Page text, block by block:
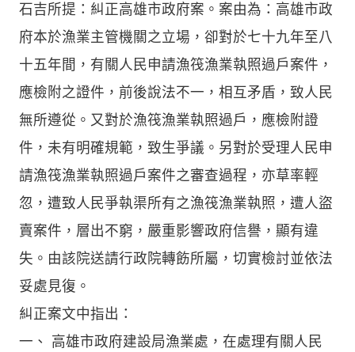
石吉所提：糾正高雄市政府案。案由為：高雄市政
府本於漁業主管機關之立場，卻對於七十九年至八
十五年間，有關人民申請漁筏漁業執照過戶案件，
應檢附之證件，前後說法不一，相互矛盾，致人民
無所遵從。又對於漁筏漁業執照過戶，應檢附證
件，未有明確規範，致生爭議。另對於受理人民申
請漁筏漁業執照過戶案件之審查過程，亦草率輕
忽，遭致人民爭執渠所有之漁筏漁業執照，遭人盜
賣案件，層出不窮，嚴重影響政府信譽，顯有違
失。由該院送請行政院轉飭所屬，切實檢討並依法
妥處見復。
糾正案文中指出：
一、 高雄市政府建設局漁業處，在處理有關人民